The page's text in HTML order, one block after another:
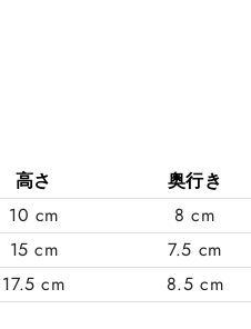
高さ 奥行き
10 cm 8 cm
15 cm 7.5 cm
17.5 cm 8.5 cm